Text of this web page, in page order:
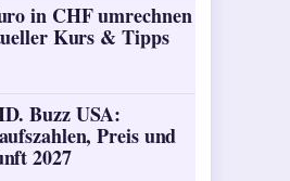
in CHF umrechnen
Kurs & Tipps
Buzz USA:
Preis und
2027